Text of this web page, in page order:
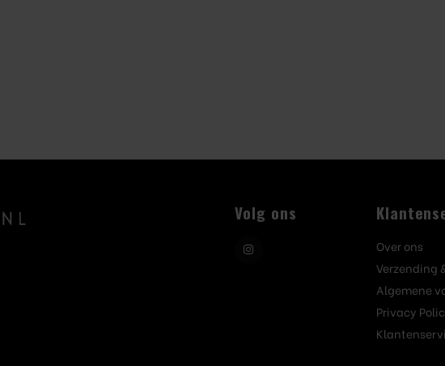
Volg ons
Over ons
Verzending
Algemene
Privacy